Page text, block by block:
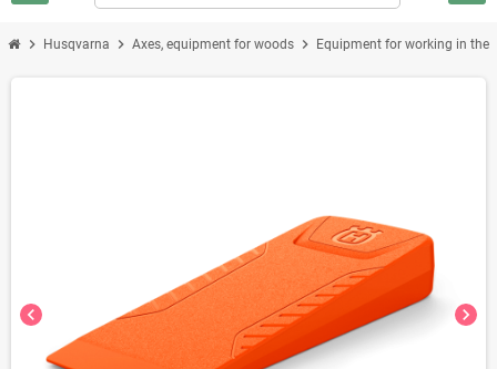
chevron_right Husqvarna chevron_right Axes, equipment for woods chevron_right Equipment for working in the
chevron_left chevron_right